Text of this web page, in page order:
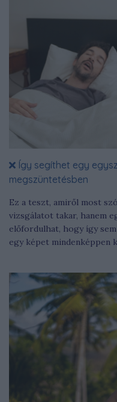
Így segíthet egy
megszüntetésben
Ez a teszt, amiről most
vizsgálatot takar, hanem
előfordulhat, hogy így
egy képet mindenképpen